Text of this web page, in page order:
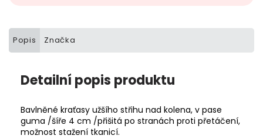
Popis Značka
Detailní popis produktu
Bavlněné kraťasy užšího střihu nad kolena, v pase
guma /šíře 4 cm /přišitá po stranách proti přetáčení,
možnost stažení tkanicí.